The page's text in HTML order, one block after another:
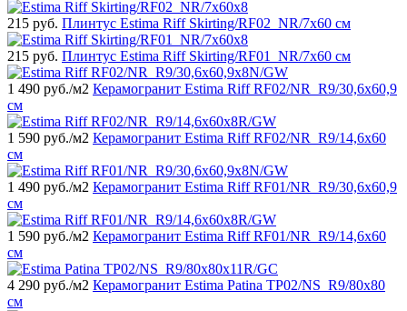
215 руб. Плинтус Estima Riff Skirting/RF02_NR/7x60 см
215 руб. Плинтус Estima Riff Skirting/RF01_NR/7x60 см
1 490 руб./м2 Керамогранит Estima Riff RF02/NR_R9/30,6x60,9
см
1 590 руб./м2 Керамогранит Estima Riff RF02/NR_R9/14,6x60
см
1 490 руб./м2 Керамогранит Estima Riff RF01/NR_R9/30,6x60,9
см
1 590 руб./м2 Керамогранит Estima Riff RF01/NR_R9/14,6x60
см
4 290 руб./м2 Керамогранит Estima Patina TP02/NS_R9/80x80
см